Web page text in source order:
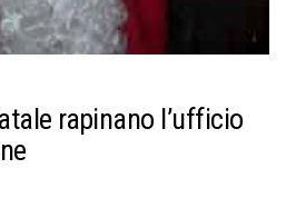
rapinano l’ufficio